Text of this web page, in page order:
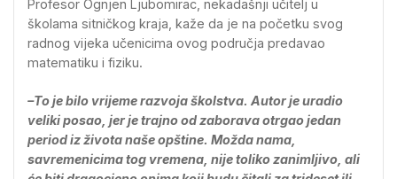
Profesor Ognjen Ljubomirac, nekadašnji učitelj u
školama sitničkog kraja, kaže da je na početku svog
radnog vijeka učenicima ovog područja predavao
matematiku i fiziku.
–To je bilo vrijeme razvoja školstva. Autor je uradio
veliki posao, jer je trajno od zaborava otrgao jedan
period iz života naše opštine. Možda nama,
savremenicima tog vremena, nije toliko zanimljivo, ali